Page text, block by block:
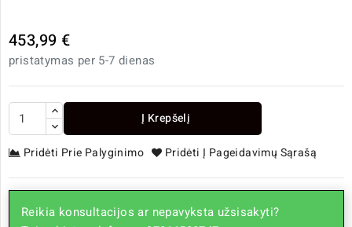
453,99 €
pristatymas per 5-7 dienas
Į Krepšelį
Pridėti Prie Palyginimo Pridėti Į Pageidavimų Sąrašą
Reikia konsultacijos ar nepavyksta užsisakyti?